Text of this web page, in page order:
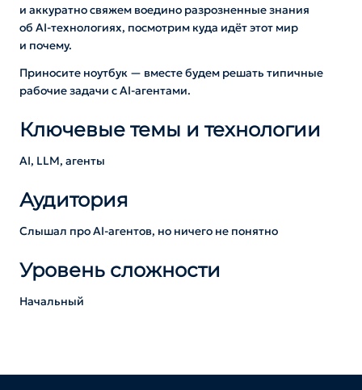
и аккуратно свяжем воедино разрозненные знания
об AI-технологиях, посмотрим куда идёт этот мир
и почему.
Приносите ноутбук — вместе будем решать типичные
рабочие задачи с AI-агентами.
Ключевые темы и технологии
AI, LLM, агенты
Аудитория
Слышал про AI-агентов, но ничего не понятно
Уровень сложности
Начальный